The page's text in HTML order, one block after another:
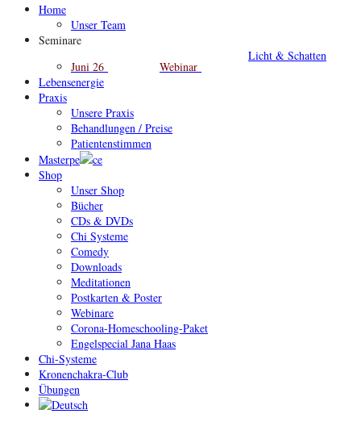
Home
Unser Team
Seminare
Juni 26
Webinar
Licht & Schatten
Lebensenergie
Praxis
Unsere Praxis
Behandlungen / Preise
Patientenstimmen
Masterpe
ce
Shop
Unser Shop
Bücher
CDs & DVDs
Chi Systeme
Comedy
Downloads
Meditationen
Postkarten & Poster
Webinare
Corona-Homeschooling-Paket
Engelspecial Jana Haas
Chi-Systeme
Kronenchakra-Club
Übungen